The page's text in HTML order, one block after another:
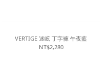
VERTIGE 迷眩 丁字褲 午夜藍
NT$2,280